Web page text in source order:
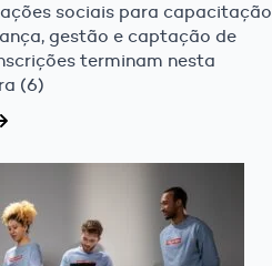
sociais para capacitação
gestão e captação de
terminam nesta
(6)